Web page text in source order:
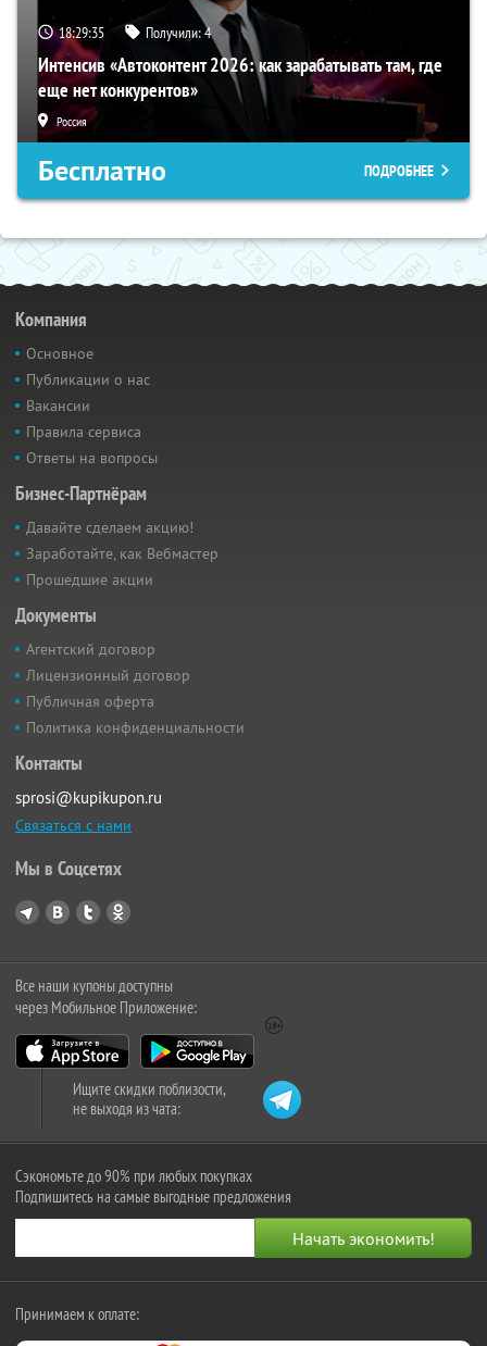
18:29:34 Получили:4
Интенсив «Автоконтент 2026: как зарабатывать там, где
еще нет конкурентов»
Россия
Бесплатно ПОДРОБНЕЕ
Компания
Основное
Публикации о нас
Вакансии
Правила сервиса
Ответы на вопросы
Бизнес-Партнёрам
Давайте сделаем акцию!
Заработайте, как Вебмастер
Прошедшие акции
Документы
Агентский договор
Лицензионный договор
Публичная оферта
Политика конфиденциальности
Контакты
sprosi@kupikupon.ru
Связаться с нами
Мы в Соцсетях
Все наши купоны доступны
через Мобильное Приложение:
Ищите скидки поблизости,
не выходя из чата:
Сэкономьте до 90% при любых покупках
Подпишитесь на самые выгодные предложения
Принимаем к оплате: